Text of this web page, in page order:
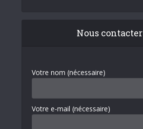
Nous contacter
Votre nom (nécessaire)
Votre e-mail (nécessaire)